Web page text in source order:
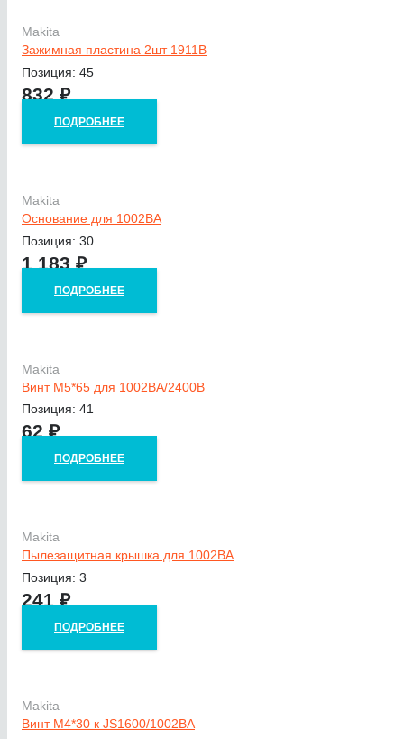
Makita
Зажимная пластина 2шт 1911B
Позиция: 45
832₽
ПОДРОБНЕЕ
Makita
Основание для 1002BA
Позиция: 30
1 183₽
ПОДРОБНЕЕ
Makita
Винт M5*65 для 1002BA/2400B
Позиция: 41
62₽
ПОДРОБНЕЕ
Makita
Пылезащитная крышка для 1002BA
Позиция: 3
241₽
ПОДРОБНЕЕ
Makita
Винт M4*30 к JS1600/1002BA